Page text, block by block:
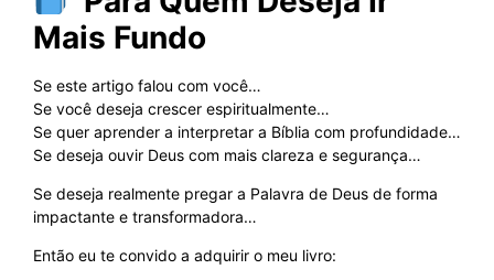
Mais Fundo
Se este artigo falou com você…
Se você deseja crescer espiritualmente…
Se quer aprender a interpretar a Bíblia com profundidade…
Se deseja ouvir Deus com mais clareza e segurança…
Se deseja realmente pregar a Palavra de Deus de forma
impactante e transformadora…
Então eu te convido a adquirir o meu livro: